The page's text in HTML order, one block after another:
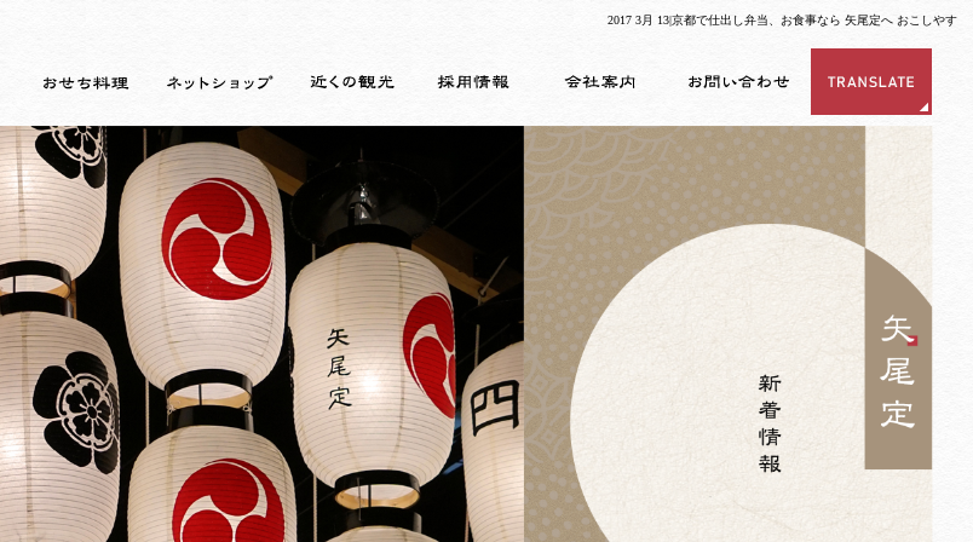
2017 3月 13|京都で仕出し弁当、お食事なら 矢尾定へ おこしやす